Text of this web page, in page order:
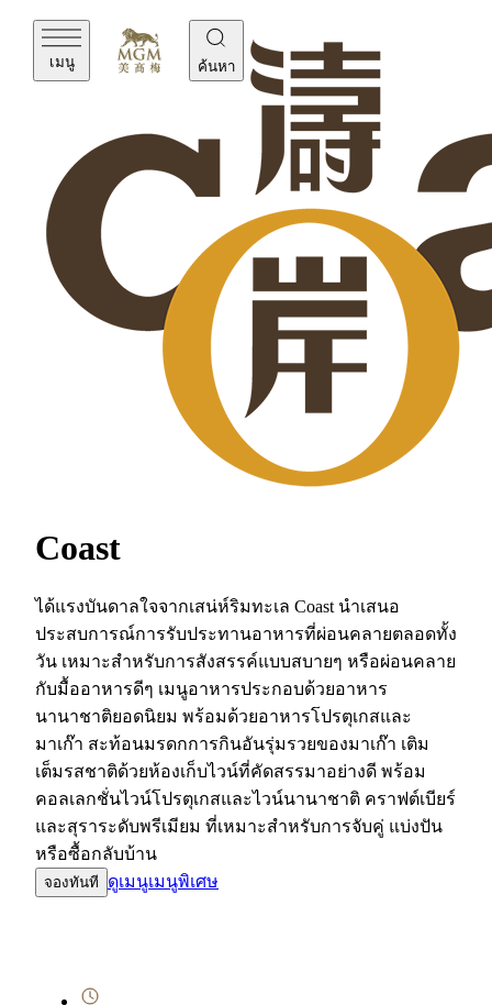
เมนู ค้นหา
Coast
ได้แรงบันดาลใจจากเสน่ห์ริมทะเล Coast นำเสนอ
ประสบการณ์การรับประทานอาหารที่ผ่อนคลายตลอดทั้ง
วัน เหมาะสำหรับการสังสรรค์แบบสบายๆ หรือผ่อนคลาย
กับมื้ออาหารดีๆ เมนูอาหารประกอบด้วยอาหาร
นานาชาติยอดนิยม พร้อมด้วยอาหารโปรตุเกสและ
มาเก๊า สะท้อนมรดกการกินอันรุ่มรวยของมาเก๊า เติม
เต็มรสชาติด้วยห้องเก็บไวน์ที่คัดสรรมาอย่างดี พร้อม
คอลเลกชั่นไวน์โปรตุเกสและไวน์นานาชาติ คราฟต์เบียร์
และสุราระดับพรีเมียม ที่เหมาะสำหรับการจับคู่ แบ่งปัน
หรือซื้อกลับบ้าน
จองทันที ดูเมนูเมนูพิเศษ